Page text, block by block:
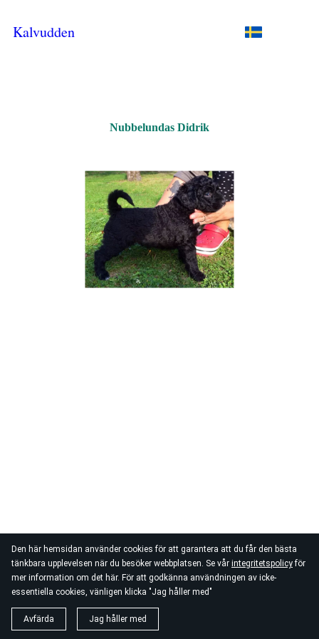
Den här hemsidan använder cookies för att garantera att du får den bästa
tänkbara upplevelsen när du besöker webbplatsen. Se vår integritetspolicyför
mer information om det här. För att godkänna användningen av icke-
essentiella cookies, vänligen klicka "Jag håller med"
Avfärda Jag håller med
Kalvudden
Nubbelundas Didrik